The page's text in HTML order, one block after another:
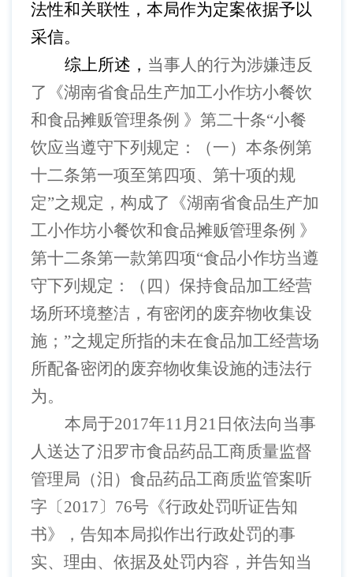
法性和关联性，本局作为定案依据予以
采信。
综上所述， 当事人的行为涉嫌违反
了《湖南省食品生产加工小作坊小餐饮
和食品摊贩管理条例 》第二十条“小餐
饮应当遵守下列规定：（一）本条例第
十二条第一项至第四项、第十项的规
定”之规定， 构成了
《湖南省食品生产加
工小作坊小餐饮和食品摊贩管理条例 》
第十二条第一款第四项“食品小作坊当遵
守下列规定：（四）保持食品加工经营
场所环境整洁，有密闭的废弃物收集设
施；”之规定所指的未在食品加工经营场
所配备密闭的废弃物收集设施的违法行
为。
本局于2017年11 月 21 日依法向当事
人送达了汨罗市食品药品工商质量监督
管理局（汨）食品药品工商质监管案听
字〔2017〕 76号 《行政处罚听证告知
书》
，告知本局拟作出行政处罚的事
实、理由、依据及处罚内容，并告知当